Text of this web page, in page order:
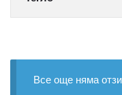
Все още няма